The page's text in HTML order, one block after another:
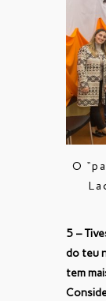
O
5 –
do teu
tem